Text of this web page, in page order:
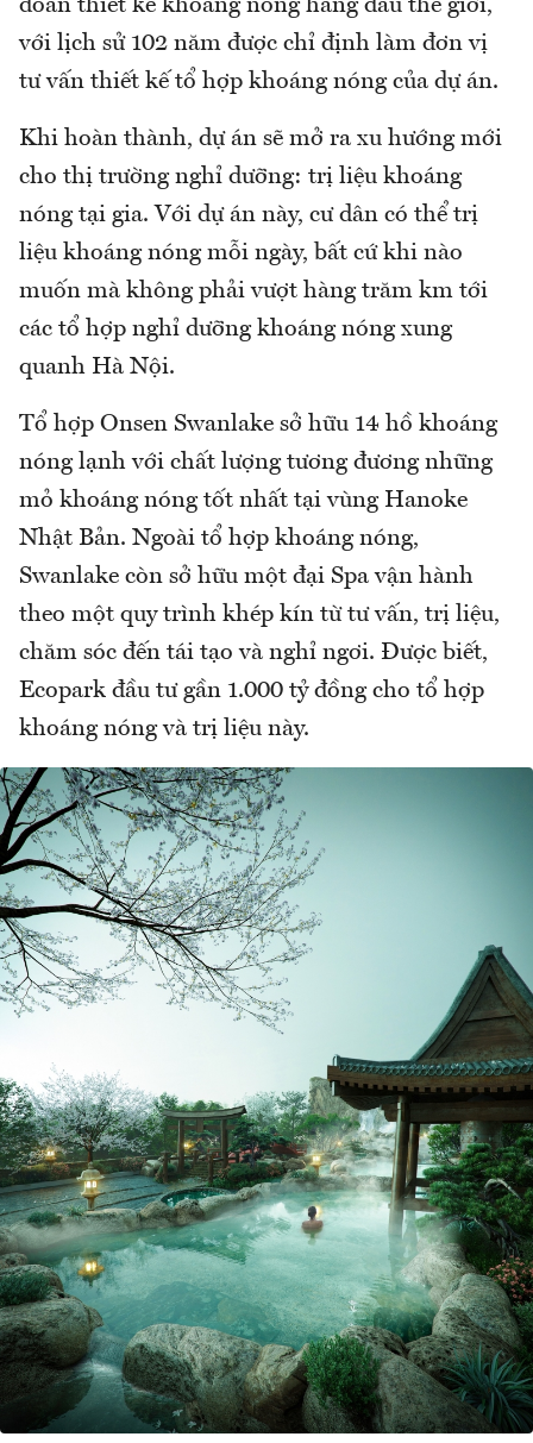
đoàn thiết kế khoáng nóng hàng đầu thế giới,
với lịch sử 102 năm được chỉ định làm đơn vị
tư vấn thiết kế tổ hợp khoáng nóng của dự án.
Khi hoàn thành, dự án sẽ mở ra xu hướng mới
cho thị trường nghỉ dưỡng: trị liệu khoáng
nóng tại gia. Với dự án này, cư dân có thể trị
liệu khoáng nóng mỗi ngày, bất cứ khi nào
muốn mà không phải vượt hàng trăm km tới
các tổ hợp nghỉ dưỡng khoáng nóng xung
quanh Hà Nội.
Tổ hợp Onsen Swanlake sở hữu 14 hồ khoáng
nóng lạnh với chất lượng tương đương những
mỏ khoáng nóng tốt nhất tại vùng Hanoke
Nhật Bản. Ngoài tổ hợp khoáng nóng,
Swanlake còn sở hữu một đại Spa vận hành
theo một quy trình khép kín từ tư vấn, trị liệu,
chăm sóc đến tái tạo và nghỉ ngơi. Được biết,
Ecopark đầu tư gần 1.000 tỷ đồng cho tổ hợp
khoáng nóng và trị liệu này.